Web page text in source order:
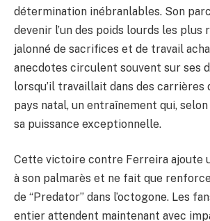
détermination inébranlables. Son
devenir l’un des poids lourds les plus
jalonné de sacrifices et de travail
anecdotes circulent souvent sur ses
lorsqu’il travaillait dans des carrières
pays natal, un entraînement qui,
sa puissance exceptionnelle.
Cette victoire contre Ferreira ajoute
à son palmarès et ne fait que
de “Predator” dans l’octogone. Les
entier attendent maintenant avec